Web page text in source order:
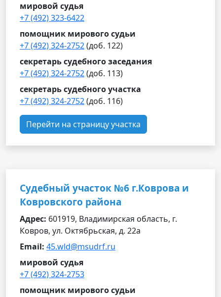
мировой судья
+7 (492) 323-6422
помощник мирового судьи
+7 (492) 324-2752(доб. 122)
секретарь судебного заседания
+7 (492) 324-2752(доб. 113)
секретарь судебного участка
+7 (492) 324-2752(доб. 116)
Перейти на страницу участка
Судебный участок №6 г.Коврова и
Ковровского района
Адрес: 601919, Владимирская область, г.
Ковров, ул. Октябрьская, д. 22а
Email: 45.wld@msudrf.ru
мировой судья
+7 (492) 324-2753
помощник мирового судьи